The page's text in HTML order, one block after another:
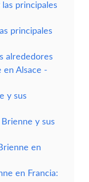
principales
principales
alrededores
en Alsace -
y sus
y sus
en
en Francia: